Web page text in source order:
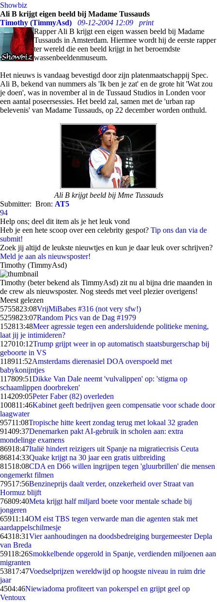
Showbiz
Ali B krijgt eigen beeld bij Madame Tussauds
Timothy (TimmyAsd)
09-12-2004 12:09
print
Rapper Ali B krijgt een eigen wassen beeld bij Madame
Tussauds in Amsterdam. Hiermee wordt hij de eerste rapper
ter wereld die een beeld krijgt in het beroemdste
wassenbeeldenmuseum.
Het nieuws is vandaag bevestigd door zijn platenmaatschappij Spec.
Ali B, bekend van nummers als 'Ik ben je zat' en de grote hit 'Wat zou
je doen', was in november al in de Tussaud Studios in Londen voor
een aantal poseersessies. Het beeld zal, samen met de 'urban rap
belevenis' van Madame Tussauds, op 22 december worden onthuld.
Ali B krijgt beeld bij Mme Tussauds
Submitter: Bron: AT5
94
Help ons; deel dit item als je het leuk vond
Heb je een hete scoop over een celebrity gespot? Tip ons dan via de
submit!
Zoek jij altijd de leukste nieuwtjes en kun je daar leuk over schrijven?
Meld je aan als nieuwsposter!
Timothy (TimmyAsd)
Timothy (beter bekend als TimmyAsd) zit nu al bijna drie maanden in
de crew als nieuwsposter. Nog steeds met veel plezier overigens!
Meest gelezen
5755823:08VrijMiBabes #316 (not very sfw!)
5259823:07Random Pics van de Dag #1979
152813:48Meer agressie tegen een andersluidende politieke mening,
laat jij je intimideren?
127010:12Trump grijpt weer in op automatisch staatsburgerschap bij
geboorte in VS
118911:52Amsterdams dierenasiel DOA overspoeld met
babykonijntjes
117809:51Dikke Van Dale neemt 'vulvalippen' op: 'stigma op
schaamlippen doorbreken'
114209:05Peter Faber (82) overleden
100811:46Kabinet geeft bedrijven geen compensatie voor schade door
laagwater
95711:08Tropische hitte keert zondag terug met lokaal 32 graden
91409:37Denemarken pakt AI-gebruik in scholen aan: extra
mondelinge examens
86918:47Italië hindert reizigers uit Spanje na migratiecrisis Ceuta
86814:33Quake krijgt na 30 jaar een gratis uitbreiding
81518:08CDA en D66 willen ingrijpen tegen 'gluurbrillen' die mensen
ongemerkt filmen
79517:56Benzineprijs daalt verder, onzekerheid over Straat van
Hormuz blijft
76809:40Meta krijgt half miljard boete voor mentale schade bij
jongeren
65911:14OM eist TBS tegen verwarde man die agenten stak met
aardappelschilmesje
64318:31Vier aanhoudingen na doodsbedreiging burgemeester Depla
van Breda
59118:26Smokkelbende opgerold in Spanje, verdienden miljoenen aan
migranten
53817:47Voedselprijzen wereldwijd op hoogste niveau in ruim drie
jaar
4504:46Niewiadoma profiteert van pokerspel en grijpt geel op
Ventoux